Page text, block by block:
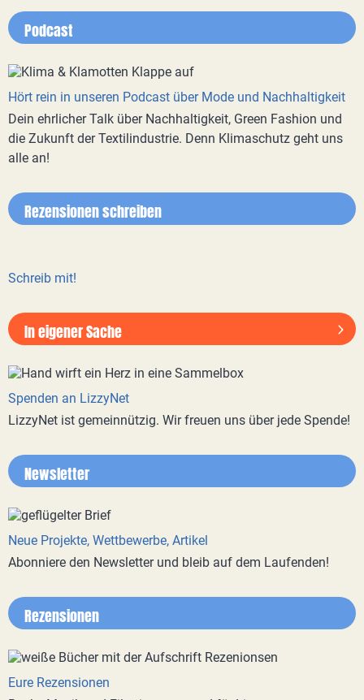
Podcast
Hört rein in unseren Podcast über Mode und Nachhaltigkeit
Dein ehrlicher Talk über Nachhaltigkeit, Green Fashion und
die Zukunft der Textilindustrie. Denn Klimaschutz geht uns
alle an!
Rezensionen schreiben
Schreib mit!
In eigener Sache
Spenden an LizzyNet
LizzyNet ist gemeinnützig. Wir freuen uns über jede Spende!
Newsletter
Neue Projekte, Wettbewerbe, Artikel
Abonniere den Newsletter und bleib auf dem Laufenden!
Rezensionen
Eure Rezensionen